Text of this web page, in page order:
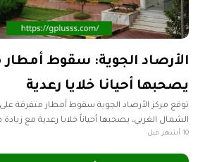
الأرصاد الجوية: سقوط أمطار
يصحبها أحيانا خلايا رعدية
توقع مركز الأرصاد الجوية سقوط أمطار متفرقة
الشمال الغربي، يصحبها أحياناً خلايا رعدية مع
الحرارة أثناء فترة النهار خلال هذا اليوم ويوم الغد
10 أشهر قبل